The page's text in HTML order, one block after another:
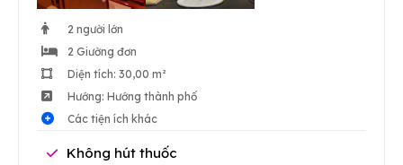
2 người lớn
2 Giường đơn
Diện tích: 30,00 m²
Hướng: Hướng thành phố
Các tiện ích khác
Không hút thuốc